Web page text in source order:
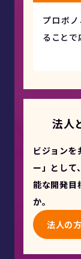
プロボ
ることで
法人
ビジョンを
ー」として
能な開発目
か。
法人の